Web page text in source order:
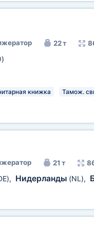
22 т
книжка Тамож.
21 т
, Нидерланды (NL),